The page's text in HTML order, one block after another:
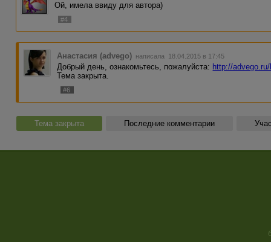
Ой, имела ввиду для автора)
#4
Анастасия (advego) написала 18.04.2015 в 17:45
Добрый день, ознакомьтесь, пожалуйста: http://
Тема закрыта.
#6
Тема закрыта Последние комментарии